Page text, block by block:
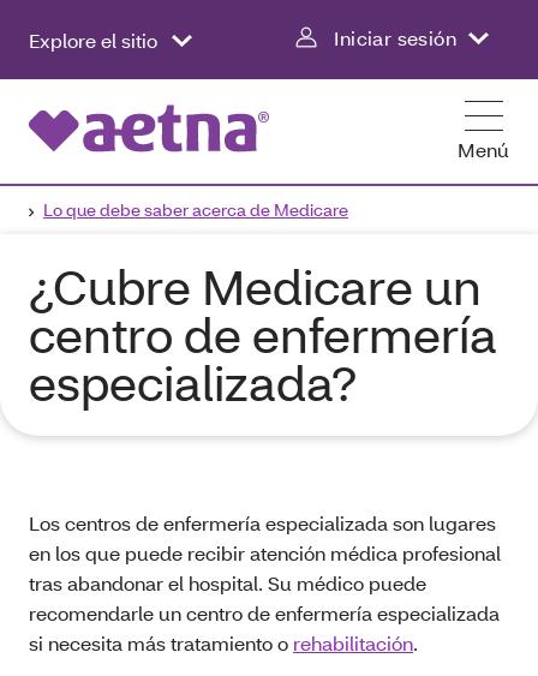
Explore el sitio Iniciar sesión
Menú
Lo que debe saber acerca de Medicare
¿Cubre Medicare un
centro de enfermería
especializada?
Los centros de enfermería especializada son lugares
en los que puede recibir atención médica profesional
tras abandonar el hospital. Su médico puede
recomendarle un centro de enfermería especializada
si necesita más tratamiento o rehabilitación.